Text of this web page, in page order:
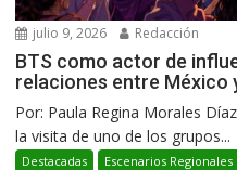
julio 9, 2026 Redacción
BTS como actor de
relaciones entre México
Por: Paula Regina Morales
la visita de uno de los grupos...
Destacadas Escenarios